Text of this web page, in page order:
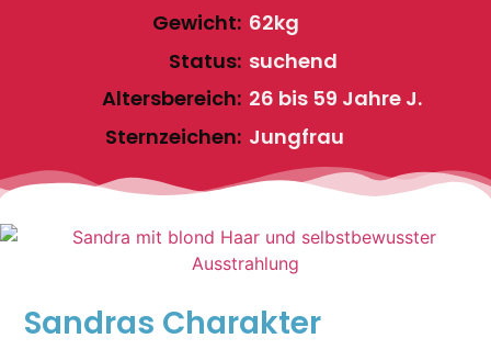
Gewicht: 62kg
Status: suchend
Altersbereich: 26 bis 59 Jahre J.
Sternzeichen: Jungfrau
Sandras Charakter